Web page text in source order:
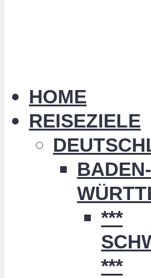
HOME
REISEZIELE
BADEN-
***
***